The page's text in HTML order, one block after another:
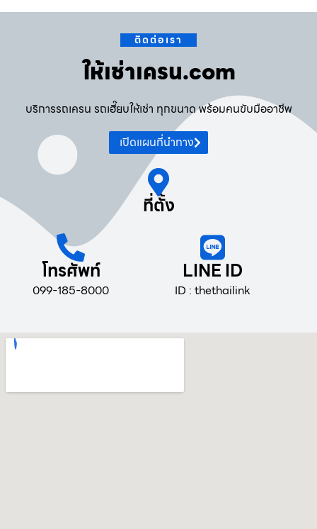
ติดต่อเรา
ให้เช่าเครน.com
บริการรถเครน รถเฮี๊ยบให้เช่า ทุกขนาด พร้อมคนขับมืออาชีพ
เปิดแผนที่นำทาง
ที่ตั้ง
โทรศัพท์
099-185-8000
LINE ID
ID : thethailink